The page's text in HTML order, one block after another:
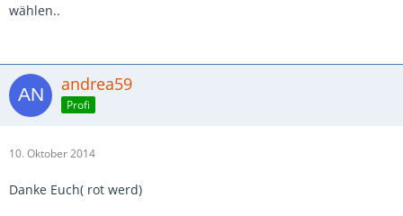
wählen..
andrea59
Profi
10. Oktober 2014
Danke Euch( rot werd)